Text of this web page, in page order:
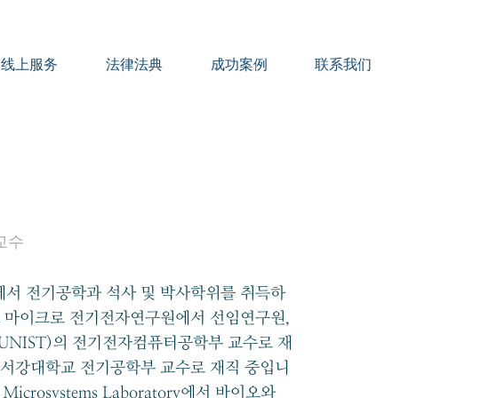
线上服务 法律法典 成功案例 联系我们
수
서 전기공학과 석사 및 박사학위를 취득하
이크로 전기전자연구원에서 선임연구원,
의 전기전자컴퓨터공학부 교수로 재
강대학교 전기공학부 교수로 재직 중입니
Laboratory에서 바이오와